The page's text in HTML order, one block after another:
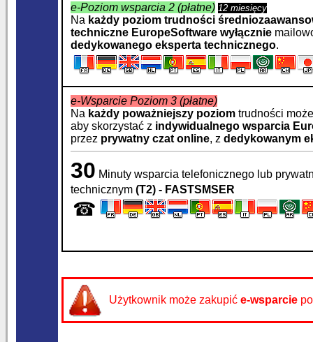
e-Poziom wsparcia 2 (płatne) 12 miesięcy
Na każdy poziom trudności
techniczne EuropeSoftware wyłącznie
dedykowanego eksperta technicznego.
e-Wsparcie Poziom 3 (płatne)
Na każdy poważniejszy poziom trudności
aby skorzystać z indywidualnego wsparcia
przez prywatny czat online, z dedykowanym
30 Minuty wsparcia telefonicznego lub
technicznym (T2) - FASTSMSER
☎
Użytkownik może zakupić e-wsparcie